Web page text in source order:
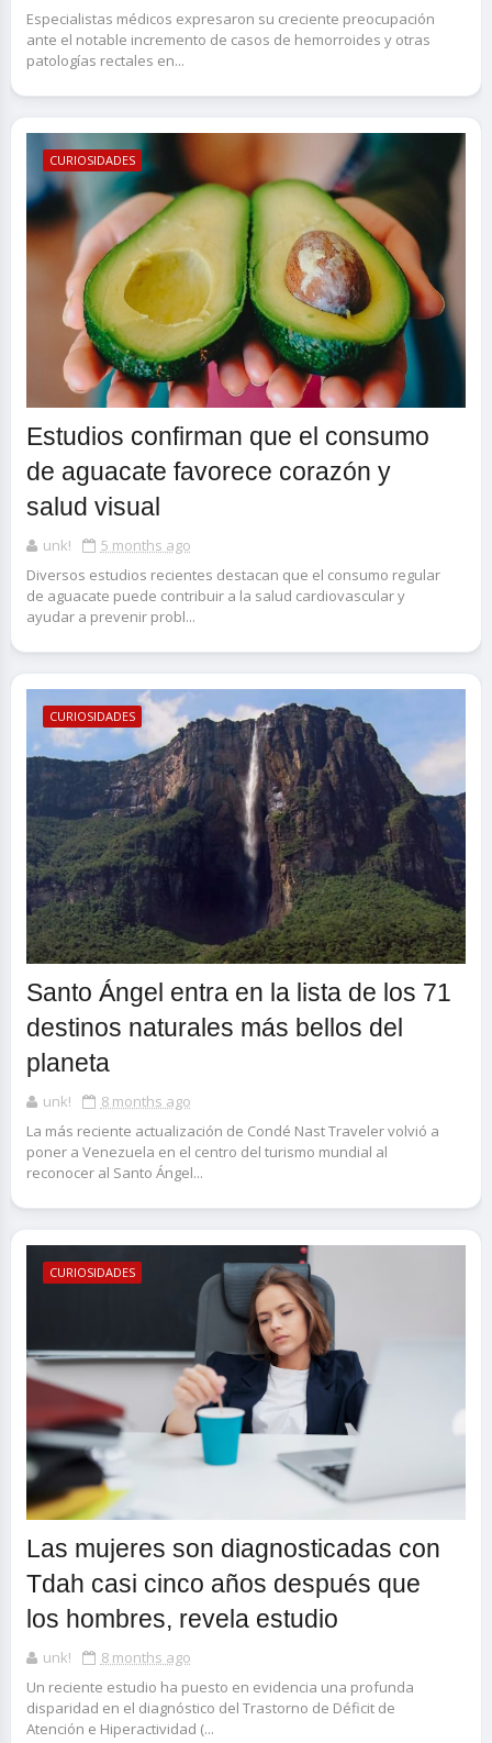
Especialistas médicos expresaron su creciente preocupación
ante el notable incremento de casos de hemorroides y otras
patologías rectales en...
CURIOSIDADES
Estudios confirman que el consumo
de aguacate favorece corazón y
salud visual
unk!
5 months ago
Diversos estudios recientes destacan que el consumo regular
de aguacate puede contribuir a la salud cardiovascular y
ayudar a prevenir probl...
CURIOSIDADES
Santo Ángel entra en la lista de los 71
destinos naturales más bellos del
planeta
unk!
8 months ago
La más reciente actualización de Condé Nast Traveler volvió a
poner a Venezuela en el centro del turismo mundial al
reconocer al Santo Ángel...
CURIOSIDADES
Las mujeres son diagnosticadas con
Tdah casi cinco años después que
los hombres, revela estudio
unk!
8 months ago
Un reciente estudio ha puesto en evidencia una profunda
disparidad en el diagnóstico del Trastorno de Déficit de
Atención e Hiperactividad (...